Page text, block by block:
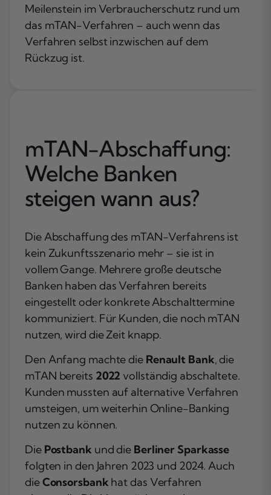
Meilenstein im Verbraucherschutz rund um
das mTAN-Verfahren – auch wenn das
Verfahren selbst inzwischen auf dem
Rückzug ist.
mTAN-Abschaffung:
Welche Banken
steigen wann aus?
Die Abschaffung des mTAN-Verfahrens ist
kein Zukunftsszenario mehr – sie ist in
vollem Gange. Mehrere große deutsche
Banken haben das Verfahren bereits
eingestellt oder konkrete Abschalttermine
kommuniziert. Für Kunden, die noch mTAN
nutzen, wird die Zeit knapp.
Den Anfang machte die Renault Bank, die
mTAN bereits 2022 vollständig abschaltete.
Kunden mussten auf alternative Verfahren
umsteigen, um weiterhin Online-Banking
nutzen zu können.
Die Postbank und die Berliner Sparkasse
folgten in den Jahren 2023 und 2024. Auch
dieConsorsbank hat das Verfahren